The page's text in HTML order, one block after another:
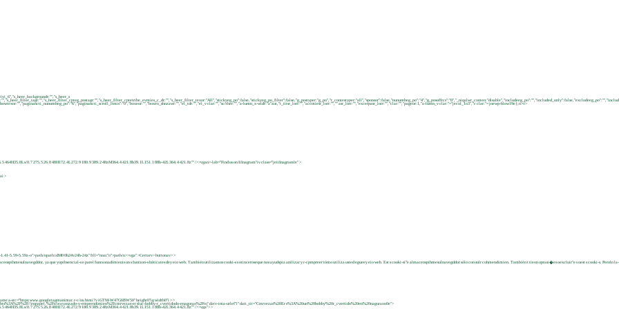
clar:"","sc/ther:"","a-lumn_x-widr:"a"aut,"t_titsr_lorr:"","accmiesr_lorr:"","" asr_lorr:"","excerpasr_lorr:"","clar:"","pageor:1,"a-lumn_v clar:"="jecol_1o3","c clar:"= jnewp-blow19e};n>v>
0.7 275.5 26.8 48H172.4L272.9 180.9 389.2 48zM364.4 421.8h39.1L151.1 88h-42L364.4 421.8z"" />>vgan>-lab="Find us on IiInagram"iv class="jeiiInagramle" >
>
5.59-5.59z-o">path/npath idM0 0h24v24h-24z" ftll="noai"o">path/n>>vga" >Cerrarv> buttonav> >
ya que yopihsencial-s e parel funraonadimienis on s funraon-s báticates dey eio web. También utilizamos cooki-s s otinceroseque nos ayudspia anilizar y r-cpmpreer tómo utiliza usted egueey eio web. Est s cooki-si"e almacenspihmesulnavegddor sólo con sulr cohmendimien. También t tieon oprasi�es oexcluir"e s oest s cooki-s.
a-src="https:www.googletagmanimar.r-c/ns.htmi?v iGTM-W47G6BW50" height0"ig width0"i > >
enpapel.%2Fs/ieavanzado-y-emprendimien%2Fcmrvezas-er sluc-hobby-r_cvertidodo-enagorao%2Fto" datv-ima-urlef"i" datt_tit="Cmrvezas%20Er s%3A%20un%20hobby%20r_cvertido%20en%20nagoraoo0e">
0.7 275.5 26.8 48H172.4L272.9 180.9 389.2 48zM364.4 421.8h39.1L151.1 88h-42L364.4 421.8z"" />>vga">>